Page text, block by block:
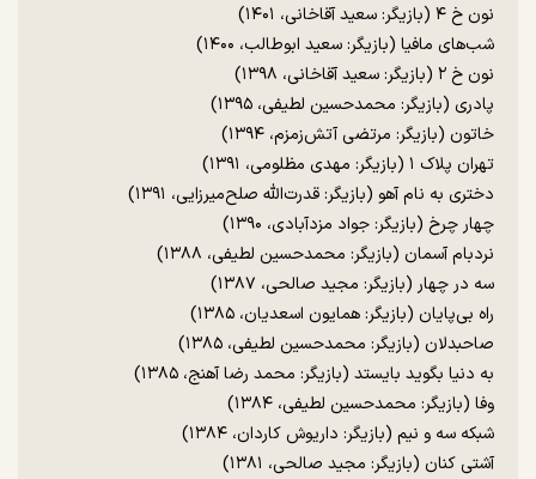
نون خ ۴ (بازیگر: سعید آقاخانی، ۱۴۰۱)
شب‌های مافیا (بازیگر: سعید ابوطالب، ۱۴۰۰)
نون خ ۲ (بازیگر: سعید آقاخانی، ۱۳۹۸)
پادری (بازیگر: محمدحسین لطیفی، ۱۳۹۵)
خاتون (بازیگر: مرتضی آتش‌زمزم، ۱۳۹۴)
تهران پلاک ۱ (بازیگر: مهدی مظلومی، ۱۳۹۱)
دختری به نام آهو (بازیگر: قدرت‌الله صلح‌میرزایی، ۱۳۹۱)
چهار چرخ (بازیگر: جواد مزدآبادی، ۱۳۹۰)
نردبام آسمان (بازیگر: محمدحسین لطیفی، ۱۳۸۸)
سه در چهار (بازیگر: مجید صالحی، ۱۳۸۷)
راه بی‌پایان (بازیگر: همایون اسعدیان، ۱۳۸۵)
صاحبدلان (بازیگر: محمدحسین لطیفی، ۱۳۸۵)
به دنیا بگوید بایستد (بازیگر: محمد رضا آهنج، ۱۳۸۵)
وفا (بازیگر: محمدحسین لطیفی، ۱۳۸۴)
شبکه سه و نیم (بازیگر: داریوش کاردان، ۱۳۸۴)
آشتی کنان (بازیگر: مجید صالحی، ۱۳۸۱)